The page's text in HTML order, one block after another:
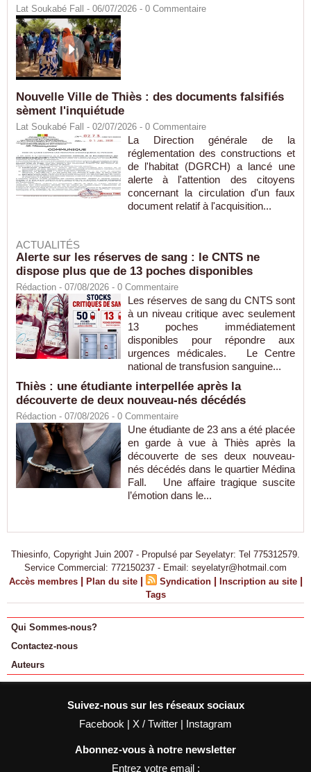
Lat Soukabé Fall - 06/07/2026 - 0 Commentaire
Nouvelle Ville de Thiès : des documents falsifiés
sèment l'inquiétude
Lat Soukabé Fall - 02/07/2026 - 0 Commentaire
La Direction générale de la
réglementation des constructions et
de l'habitat (DGRCH) a lancé une
alerte à l'attention des citoyens
concernant la circulation d'un faux
document relatif à l'acquisition...
ACTUALITÉS
Alerte sur les réserves de sang : le CNTS ne
dispose plus que de 13 poches disponibles
Rédaction - 07/08/2026 - 0 Commentaire
Les réserves de sang du CNTS sont
à un niveau critique avec seulement
13 poches immédiatement
disponibles pour répondre aux
urgences médicales. Le Centre
national de transfusion sanguine...
Thiès : une étudiante interpellée après la
découverte de deux nouveau-nés décédés
Rédaction - 07/08/2026 - 0 Commentaire
Une étudiante de 23 ans a été placée
en garde à vue à Thiès après la
découverte de ses deux nouveau-
nés décédés dans le quartier Médina
Fall. Une affaire tragique suscite
l’émotion dans le...
Thiesinfo, Copyright Juin 2007 - Propulsé par Seyelatyr: Tel 775312579.
Service Commercial: 772150237 - Email: seyelatyr@hotmail.com
Accès membres | Plan du site | Syndication | Inscription au site |
Tags
Qui Sommes-nous?
Contactez-nous
Auteurs
Suivez-nous sur les réseaux sociaux
Facebook | X / Twitter | Instagram
Abonnez-vous à notre newsletter
Entrez votre email :